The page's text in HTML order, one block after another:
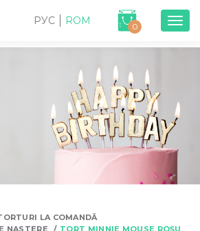
РУС ROM 0
LA COMANDĂ
NASTERE
TORT MINNIE MOUSE ROȘU